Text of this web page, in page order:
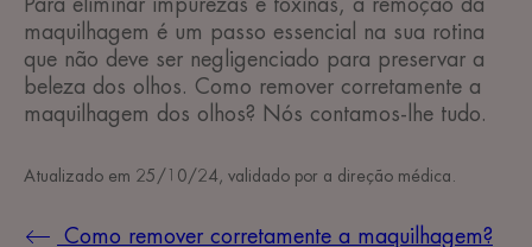
Para eliminar impurezas e toxinas, a remoção da
maquilhagem é um passo essencial na sua rotina
que não deve ser negligenciado para preservar a
beleza dos olhos. Como remover corretamente a
maquilhagem dos olhos? Nós contamos-lhe tudo.
Atualizado em 25/10/24, validado por a direção médica
Como remover corretamente a maquilhagem?